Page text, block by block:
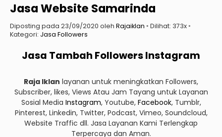
Jasa Website Samarinda
Diposting pada 23/09/2020 oleh Rajaiklan ◦ Dilihat: 373x ◦
Kategori: Jasa Followers
Jasa Tambah Followers Instagram
Raja Iklan layanan untuk meningkatkan Followers,
Subscriber, likes, Views Atau Jam Tayang untuk Layanan
Sosial Media Instagram, Youtube, Facebook, Tumblr,
Pinterest, Linkedin, Twitter, Podcast, Vimeo, Soundcloud,
Website Traffic dll. Jasa Layanan Kami Terlengkap
Terpercaya dan Aman.